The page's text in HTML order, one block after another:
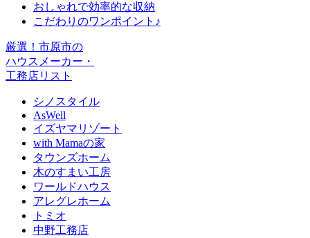
おしゃれで効率的な収納
こだわりのワンポイント♪
厳選！市原市の
ハウスメーカー・
工務店リスト
シノスタイル
AsWell
イズヤマリゾート
with Mamaの家
タウンズホーム
木のすまい工房
ワールドハウス
アレグレホーム
トミオ
中野工務店